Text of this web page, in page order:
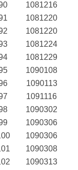
1081216
1081220
1081220
1081224
1081229
1090108
1090113
1091116
1090302
1090306
1090306
1090308
1090313